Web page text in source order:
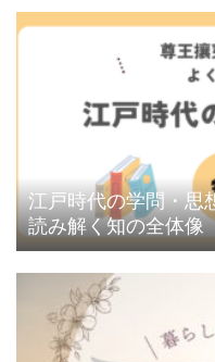
江戸時代の学問・
読み解く知の全体像